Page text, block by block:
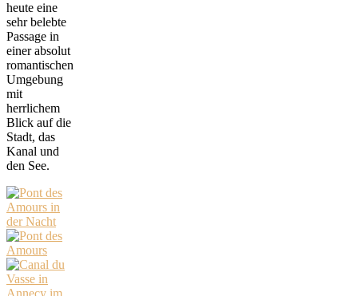
heute eine
sehr belebte
Passage in
einer absolut
romantischen
Umgebung
mit
herrlichem
Blick auf die
Stadt, das
Kanal und
den See.